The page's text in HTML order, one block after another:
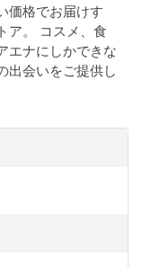
価格でお届けす
ア。 コスメ、食
エナにしかできな
出会いをご提供し